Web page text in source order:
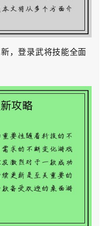
，登录武将技能全面